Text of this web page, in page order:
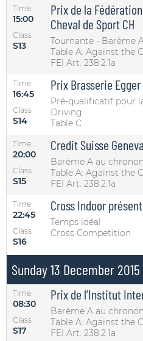
Time
15:00
Class
S13
Prix de la
Cheval de Sport CH
Tournante - Barème
Table A: Against the
FEI Art. 238.2.1a
Time
16:45
Class
S14
Prix Brasserie Egger
Pré-qualificatif pour
Driving
Table C
Time
20:00
Class
S15
Credit Suisse
Barème A au
Table A: Against the
FEI Art. 238.2.1a
Time
22:45
Class
S16
Cross Indoor
Temps idéal
Cross Competition
Sunday 13 December 2015
Time
08:30
Class
S17
Prix de l’Institut
Barème A au
Table A: Against the
FEI Art. 238.2.1a